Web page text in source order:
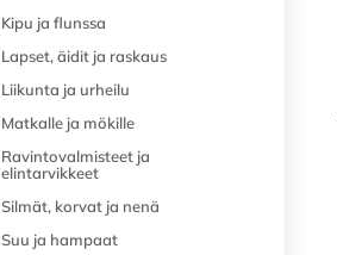
Kipu ja flunssa
Lapset, äidit ja raskaus
Liikunta ja urheilu
Matkalle ja mökille
Ravintovalmisteet ja
elintarvikkeet
Silmät, korvat ja nenä
Suu ja hampaat